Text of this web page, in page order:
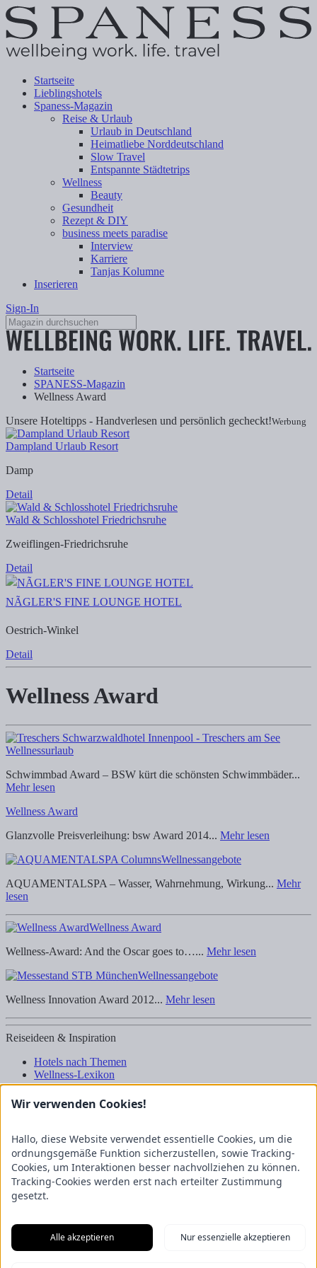
Startseite
Lieblingshotels
Spaness-Magazin
Reise & Urlaub
Urlaub in Deutschland
Heimatliebe Norddeutschland
Slow Travel
Entspannte Städtetrips
Wellness
Beauty
Gesundheit
Rezept & DIY
business meets paradise
Interview
Karriere
Tanjas Kolumne
Inserieren
Sign-In
Startseite
SPANESS-Magazin
Wellness Award
Unsere Hoteltipps - Handverlesen und persönlich gecheckt!Werbung
Dampland Urlaub Resort
Damp
Detail
Wald & Schlosshotel Friedrichsruhe
Zweiflingen-Friedrichsruhe
Detail
NÃGLER'S FINE LOUNGE HOTEL
Oestrich-Winkel
Detail
Wellness Award
Wellnessurlaub
Schwimmbad Award – BSW kürt die schönsten Schwimmbäder...
Mehr lesen
Wellness Award
Glanzvolle Preisverleihung: bsw Award 2014... Mehr lesen
Wellnessangebote
AQUAMENTALSPA – Wasser, Wahrnehmung, Wirkung... Mehr
lesen
Wellness Award
Wellness-Award: And the Oscar goes to…... Mehr lesen
Wellnessangebote
Wellness Innovation Award 2012... Mehr lesen
Reiseideen & Inspiration
Hotels nach Themen
Wellness-Lexikon
Business-Lexikon
Urlaubsregionen in Deutschland
Kooperation & Zusammenarbeit
Kundenbereich
Presse
Über uns
Service/Partner
Blogger-Datenbank
Wir verwenden Cookies!
Hallo, diese Website verwendet essentielle Cookies, um die
ordnungsgemäße Funktion sicherzustellen, sowie Tracking-
Cookies, um Interaktionen besser nachvollziehen zu können.
Tracking-Cookies werden erst nach erteilter Zustimmung
gesetzt.
Alle akzeptieren Nur essenzielle akzeptieren